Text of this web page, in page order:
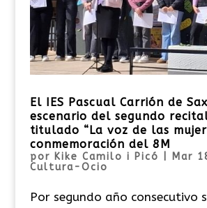
El IES Pascual Carrión de
escenario del segundo
titulado “La voz de las
conmemoración del 8M
por Kike Camilo i Picó Mar
Cultura-Ocio
Por segundo año consecutivo